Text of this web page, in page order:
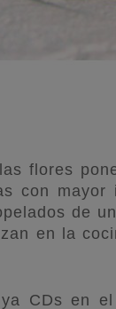
flores
con
de
en la
CDs en